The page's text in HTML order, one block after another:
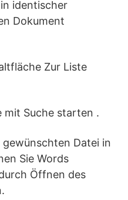
identischer
Dokument
Zur Liste
mit Suche starten .
gewünschten Datei in
Sie Words
Öffnen des